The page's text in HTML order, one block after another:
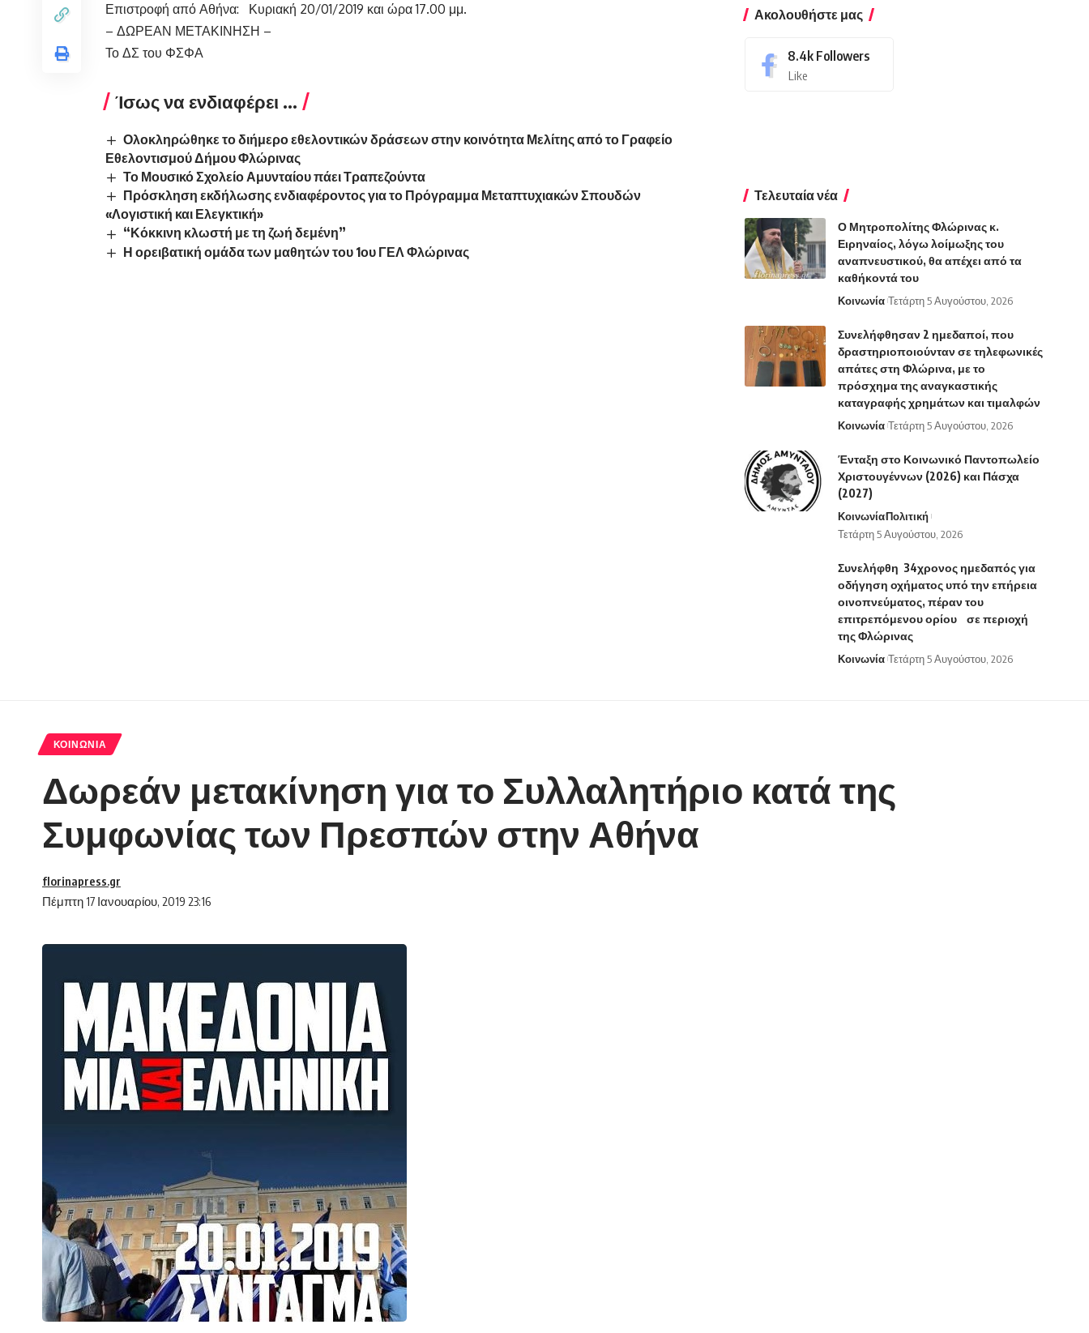
Επιστροφή από Αθήνα: Κυριακή 20/01/2019 και ώρα 17.00 μμ.
– ΔΩΡΕΑΝ ΜΕΤΑΚΙΝΗΣΗ –
Το ΔΣ του ΦΣΦΑ
Ίσως να ενδιαφέρει ...
Ολοκληρώθηκε το διήμερο εθελοντικών δράσεων στην κοινότητα Μελίτης από το Γραφείο
Εθελοντισμού Δήμου Φλώρινας
Το Μουσικό Σχολείο Αμυνταίου πάει Τραπεζούντα
Πρόσκληση εκδήλωσης ενδιαφέροντος για το Πρόγραμμα Μεταπτυχιακών Σπουδών
«Λογιστική και Ελεγκτική»
“Κόκκινη κλωστή με τη ζωή δεμένη”
Η ορειβατική ομάδα των μαθητών του 1ου ΓΕΛ Φλώρινας
Ακολουθήστε μας
8.4k Followers
Like
Τελευταία νέα
Ο Μητροπολίτης Φλώρινας κ.
Ειρηναίος, λόγω λοίμωξης του
αναπνευστικού, θα απέχει από τα
καθήκοντά του
Κοινωνία Τετάρτη 5 Αυγούστου, 2026
Συνελήφθησαν 2 ημεδαποί, που
δραστηριοποιούνταν σε τηλεφωνικές
απάτες στη Φλώρινα, με το
πρόσχημα της αναγκαστικής
καταγραφής χρημάτων και τιμαλφών
Κοινωνία Τετάρτη 5 Αυγούστου, 2026
Ένταξη στο Κοινωνικό Παντοπωλείο
Χριστουγέννων (2026) και Πάσχα
(2027)
ΚοινωνίαΠολιτική
Τετάρτη 5 Αυγούστου, 2026
Συνελήφθη 34χρονος ημεδαπός για
οδήγηση οχήματος υπό την επήρεια
οινοπνεύματος, πέραν του
επιτρεπόμενου ορίου σε περιοχή
της Φλώρινας
Κοινωνία Τετάρτη 5 Αυγούστου, 2026
ΚΟΙΝΩΝΊΑ
Δωρεάν μετακίνηση για το Συλλαλητήριο κατά της
Συμφωνίας των Πρεσπών στην Αθήνα
Πέμπτη 17 Ιανουαρίου, 2019 23:16
florinapress.gr